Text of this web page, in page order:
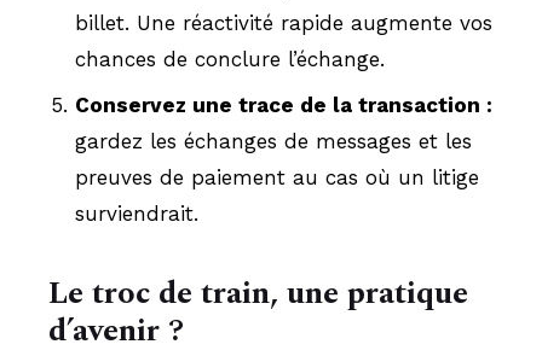
billet. Une réactivité rapide augmente vos
chances de conclure l’échange.
Conservez une trace de la transaction :
gardez les échanges de messages et les
preuves de paiement au cas où un litige
surviendrait.
Le troc de train, une pratique
d’avenir ?